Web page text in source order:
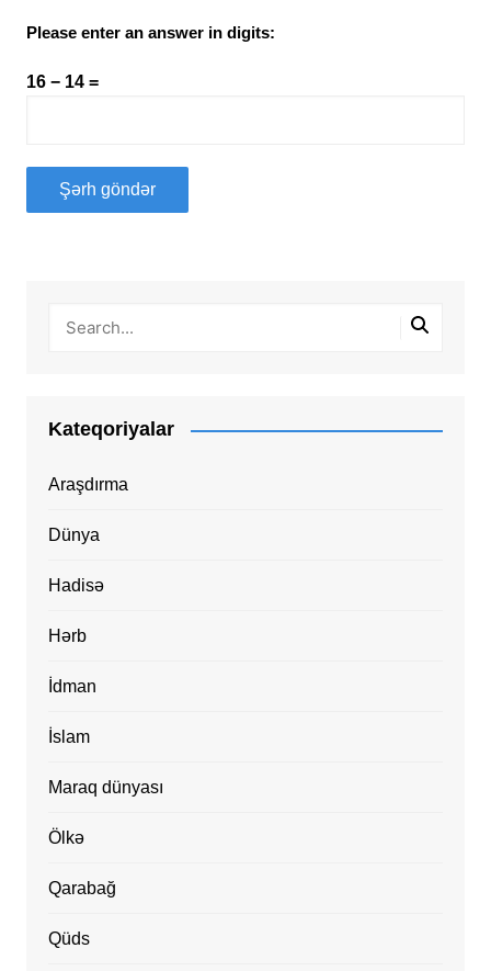
Please enter an answer in digits:
16 − 14 =
Kateqoriyalar
Araşdırma
Dünya
Hadisə
Hərb
İdman
İslam
Maraq dünyası
Ölkə
Qarabağ
Qüds